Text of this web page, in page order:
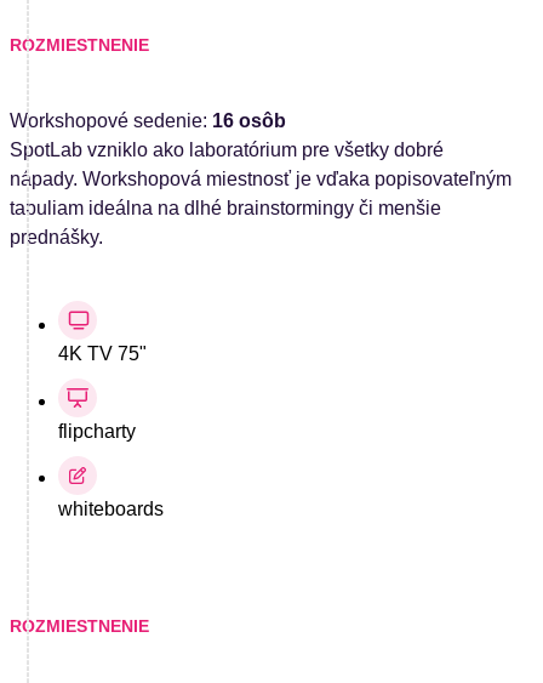
ROZMIESTNENIE
Workshopové sedenie: 16 osôb
SpotLab vzniklo ako laboratórium pre všetky dobré
nápady. Workshopová miestnosť je vďaka popisovateľným
tabuliam ideálna na dlhé brainstormingy či menšie
prednášky.
4K TV 75"
flipcharty
whiteboards
ROZMIESTNENIE